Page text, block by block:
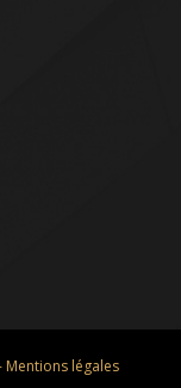
Mentions légales